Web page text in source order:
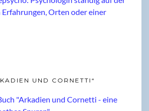
UND CORNETTI“